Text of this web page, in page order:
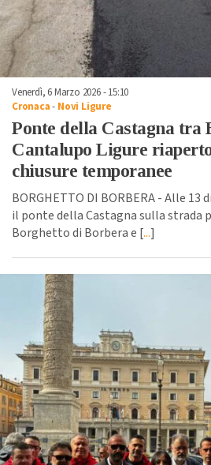
Venerdì, 6 Marzo 2026 - 15:10
Cronaca- Novi Ligure
Ponte della Castagna tra
Cantalupo Ligure
chiusure temporanee
BORGHETTO DI BORBERA - Alle 13
il ponte della Castagna sulla strada
Borghetto di Borbera e [...]